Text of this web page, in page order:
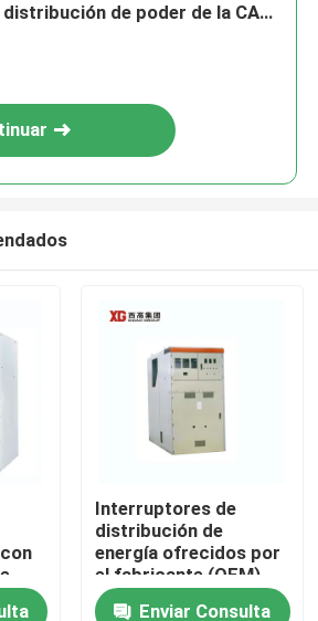
distribución de poder de la CA
Interruptores de
distribución de
energía ofrecidos por
el fabricante (OEM)
para interruptores de
Enviar Consulta